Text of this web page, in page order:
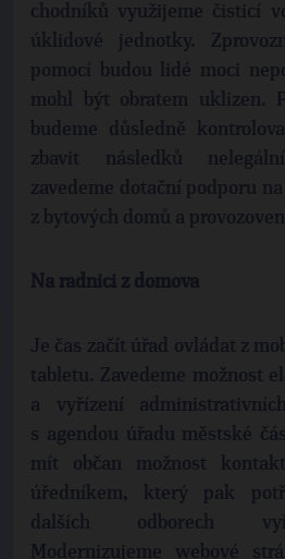
chodníků využijeme čisticí
úklidové jednotky.
pomocí budou lidé moci
mohl být obratem uklizen.
budeme důsledně
zbavit následků
zavedeme dotační podporu
z bytových domů a
Na radnici z domova
Je čas začít úřad ovládat z
tabletu. Zavedeme možnost
a vyřízení
s agendou úřadu městské
mít občan možnost
úředníkem, který pak
dalších odborech
Modernizujeme webové